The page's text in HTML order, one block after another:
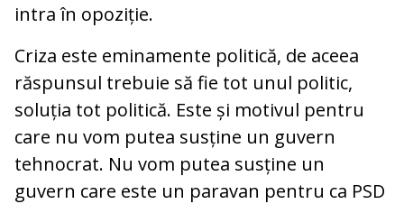
intra în opoziție.
Criza este eminamente politică, de aceea
răspunsul trebuie să fie tot unul politic,
soluția tot politică. Este și motivul pentru
care nu vom putea susține un guvern
tehnocrat. Nu vom putea susține un
guvern care este un paravan pentru ca PSD